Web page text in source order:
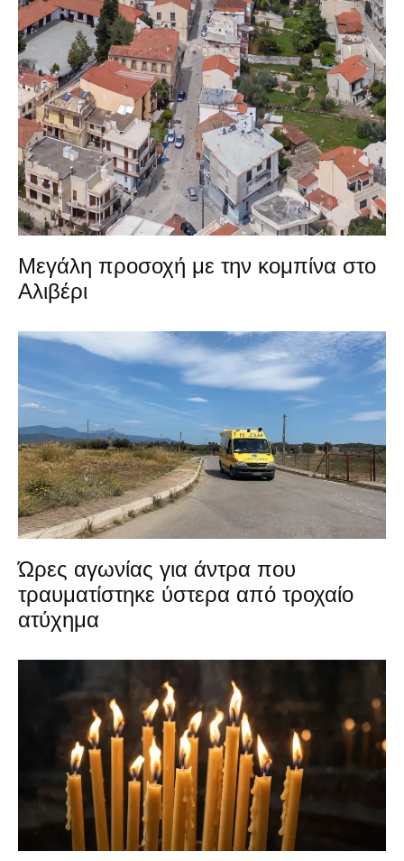
Μεγάλη προσοχή με την κομπίνα στο
Αλιβέρι
Ώρες αγωνίας για άντρα που
τραυματίστηκε ύστερα από τροχαίο
ατύχημα